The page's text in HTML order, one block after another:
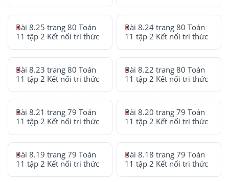
Bài 8.25 trang 80 Toán
11 tập 2 Kết nối tri thức
Bài 8.24 trang 80 Toán
11 tập 2 Kết nối tri thức
Bài 8.23 trang 80 Toán
11 tập 2 Kết nối tri thức
Bài 8.22 trang 80 Toán
11 tập 2 Kết nối tri thức
Bài 8.21 trang 79 Toán
11 tập 2 Kết nối tri thức
Bài 8.20 trang 79 Toán
11 tập 2 Kết nối tri thức
Bài 8.19 trang 79 Toán
11 tập 2 Kết nối tri thức
Bài 8.18 trang 79 Toán
11 tập 2 Kết nối tri thức